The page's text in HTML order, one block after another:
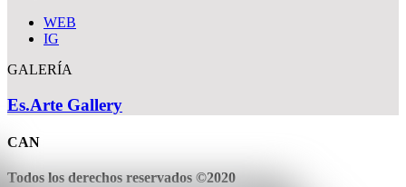
WEB
IG
GALERÍA
Es.Arte Gallery
CAN
Todos los derechos reservados ©2020